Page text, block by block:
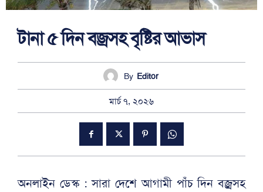
টানা ৫ দিন বজ্রসহ বৃষ্টির আভাস
By Editor
মার্চ ৭, ২০২৬
অনলাইন ডেস্ক : সারা দেশে আগামী পাঁচ দিন বজ্রসহ